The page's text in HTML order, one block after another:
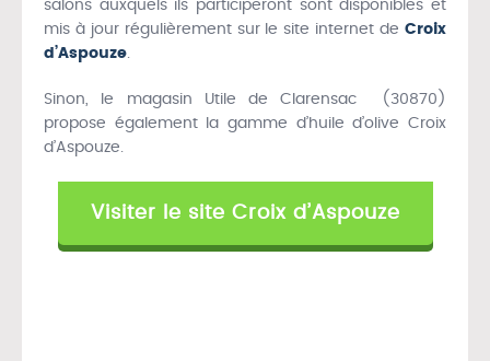
salons auxquels ils participeront sont disponibles et
mis à jour régulièrement sur le site internet de Croix
d’Aspouze.
Sinon, le magasin Utile de Clarensac (30870)
propose également la gamme d’huile d’olive Croix
d’Aspouze.
Visiter le site Croix d’Aspouze